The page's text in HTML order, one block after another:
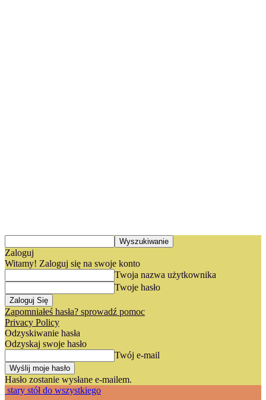
Zaloguj
Witamy! Zaloguj się na swoje konto
Twoja nazwa użytkownika
Twoje hasło
Zapomniałeś hasła? sprowadź pomoc
Privacy Policy
Odzyskiwanie hasła
Odzyskaj swoje hasło
Twój e-mail
Hasło zostanie wysłane e-mailem.
stary stół do wszystkiego